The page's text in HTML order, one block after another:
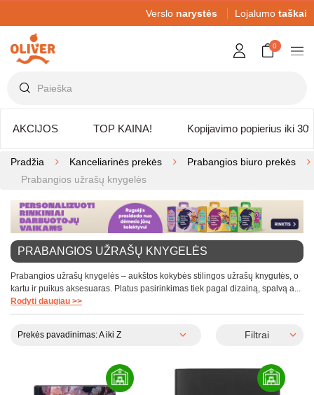
Verslo narystės Lojalumo taškai
0
AKCIJOS TOP KAINA! Kopijavimo popierius iki
Pradžia Kanceliarinės prekės
Prabangios biuro prekės
Prabangios užrašų knygelės
PRABANGIOS UŽRAŠŲ KNYGELĖS
Prabangios užrašų knygelės – aukštos kokybės stilingos užrašų knygutės, o
kartu ir puikus aksesuaras. Platus pasirinkimas tiek pagal dizainą, spalvą a...
Rodyti daugiau >>
Prekės pavadinimas: A iki Z Filtrai